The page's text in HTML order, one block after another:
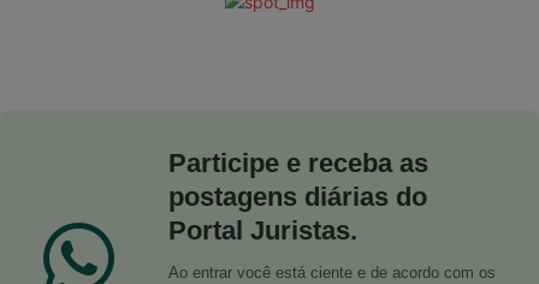
Participe e receba as
postagens diárias do
Portal Juristas.
Ao entrar você está ciente e de acordo com os